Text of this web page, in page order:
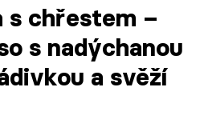
s chřestem –
s nadýchanou
a svěží